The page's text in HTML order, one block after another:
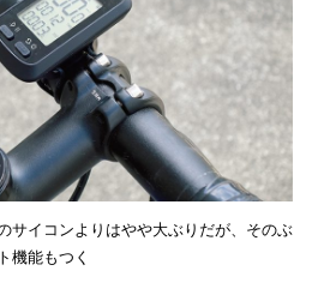
サイコンよりはやや大ぶりだが、そのぶ
機能もつく